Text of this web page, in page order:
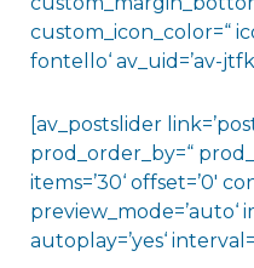
custom_icon_color=“
fontello‘ av_uid=’av-
[av_postslider
prod_order_by=“
items=’30‘ offset=’0′
preview_mode=’auto‘
autoplay=’yes‘